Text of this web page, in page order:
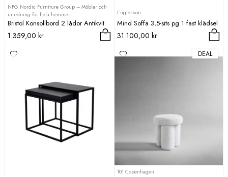
NFG Nordic Furniture Group – Möbler och
inredning för hela hemmet
Bristol Konsollbord 2 lådor Antikvit
1 359,00 kr
Englesson
Mind Soffa 3,5-sits pg 1 fast klädsel
31 100,00 kr
DEAL
101 Copenhagen